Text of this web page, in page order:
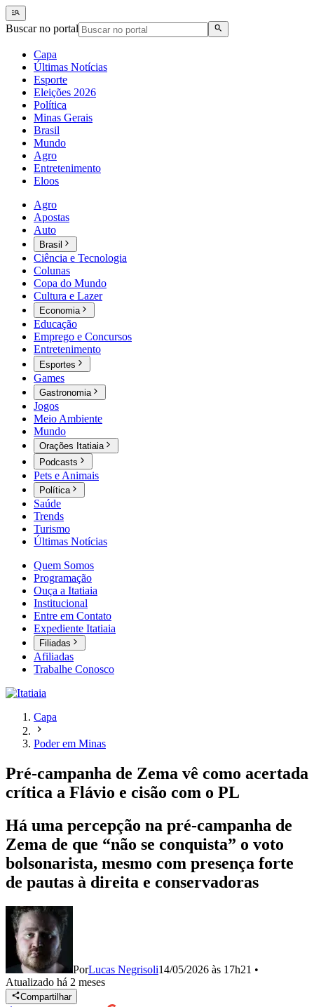
Buscar no portal
Capa
Últimas Notícias
Esporte
Eleições 2026
Política
Minas Gerais
Brasil
Mundo
Agro
Entretenimento
Eloos
Agro
Apostas
Auto
Brasil
Ciência e Tecnologia
Colunas
Copa do Mundo
Cultura e Lazer
Economia
Educação
Emprego e Concursos
Entretenimento
Esportes
Games
Gastronomia
Jogos
Meio Ambiente
Mundo
Orações Itatiaia
Podcasts
Pets e Animais
Política
Saúde
Trends
Turismo
Últimas Notícias
Quem Somos
Programação
Ouça a Itatiaia
Institucional
Entre em Contato
Expediente Itatiaia
Filiadas
Afiliadas
Trabalhe Conosco
Capa
Poder em Minas
Pré-campanha de Zema vê como acertada
crítica a Flávio e cisão com o PL
Há uma percepção na pré-campanha de
Zema de que “não se conquista” o voto
bolsonarista, mesmo com presença forte
de pautas à direita e conservadoras
PorLucas Negrisoli14/05/2026 às 17h21 •
Atualizado há 2 meses
Compartilhar